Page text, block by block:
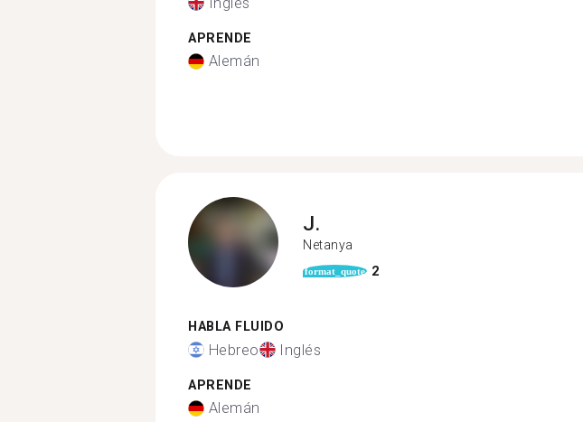
APRENDE
Alemán
J.
Netanya
format_quote 2
HABLA FLUIDO
Hebreo Inglés
APRENDE
Alemán